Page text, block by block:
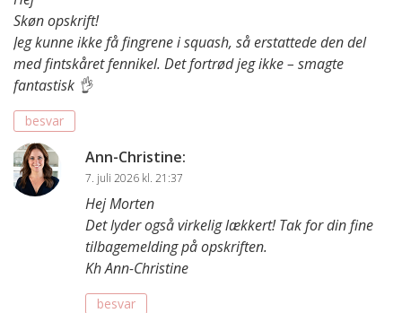
Skøn opskrift!
Jeg kunne ikke få fingrene i squash, så erstattede den del
med fintskåret fennikel. Det fortrød jeg ikke – smagte
fantastisk 👌
besvar
Ann-Christine:
7. juli 2026 kl. 21:37
Hej Morten
Det lyder også virkelig lækkert! Tak for din fine
tilbagemelding på opskriften.
Kh Ann-Christine
besvar